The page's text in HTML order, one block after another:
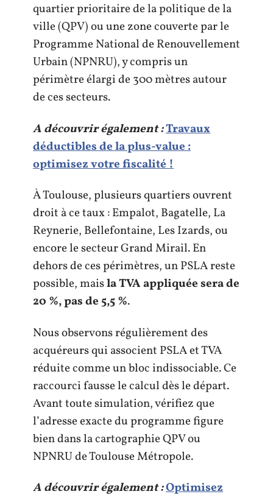
quartier prioritaire de la politique de la
ville (QPV) ou une zone couverte par le
Programme National de Renouvellement
Urbain (NPNRU), y compris un
périmètre élargi de 300 mètres autour
de ces secteurs.
A découvrir également :Travaux
déductibles de la plus-value :
optimisez votre fiscalité !
À Toulouse, plusieurs quartiers ouvrent
droit à ce taux : Empalot, Bagatelle, La
Reynerie, Bellefontaine, Les Izards, ou
encore le secteur Grand Mirail. En
dehors de ces périmètres, un PSLA reste
possible, maisla TVA appliquée sera de
20 %, pas de 5,5 %.
Nous observons régulièrement des
acquéreurs qui associent PSLA et TVA
réduite comme un bloc indissociable. Ce
raccourci fausse le calcul dès le départ.
Avant toute simulation, vérifiez que
l’adresse exacte du programme figure
bien dans la cartographie QPV ou
NPNRU de Toulouse Métropole.
A découvrir également :Optimisez